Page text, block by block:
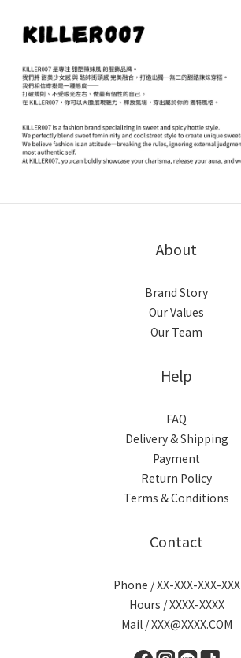
About
Brand Story
Our Values
Our Team
Help
FAQ
Delivery & Shipping
Payment
Return Policy
Terms & Conditions
Contact
Phone / XX-XXX-XXX-XXX
Hours / XXXX-XXXX
Mail / XXX@XXXX.COM